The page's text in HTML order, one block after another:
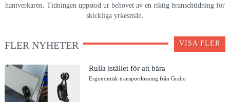
hantverkaren. Tidningen uppstod ur behovet av en riktig branschtidning för
skickliga yrkesmän.
FLER NYHETER VISA FLER
Rulla istället för att bära
Ergonomisk transportlösning från Grabo